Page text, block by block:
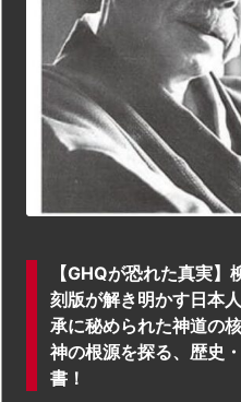
【GHQが恐れた真実
刻版が解き明かす日本
承に秘められた神道の
神の根源を探る、歴史
書！